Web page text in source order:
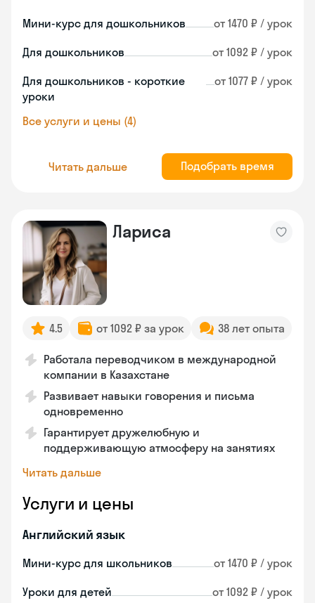
Мини-курс для дошкольников от 1470 ₽ / урок
Для дошкольников от 1092 ₽ / урок
Для дошкольников - короткие
уроки
от 1077 ₽ / урок
Все услуги и цены (4)
Читать дальше Подобрать время
Лариса
4.5 от 1092 ₽ за урок 38 лет опыта
Работала переводчиком в международной
компании в Казахстане
Развивает навыки говорения и письма
одновременно
Гарантирует дружелюбную и
поддерживающую атмосферу на занятиях
Читать дальше
Услуги и цены
Английский язык
Мини-курс для школьников от 1470 ₽ / урок
Уроки для детей от 1092 ₽ / урок